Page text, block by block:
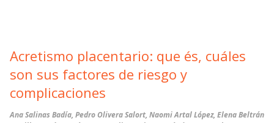
Acretismo placentario: que és, cuáles
son sus factores de riesgo y
complicaciones
Ana Salinas Badía, Pedro Olivera Salort, Naomi Artal López, Elena Beltrán